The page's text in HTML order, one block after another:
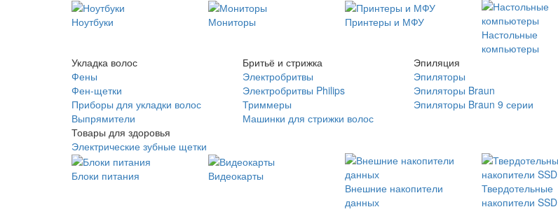
Ноутбуки Мониторы
Принтеры и МФУ
Настольные
компьютеры
Укладка волос
Фены
Фен-щетки
Приборы для укладки волос
Выпрямители
Товары для здоровья
Электрические зубные щетки
Бритьё и стрижка
Электробритвы
Электробритвы Philips
Триммеры
Машинки для стрижки волос
Эпиляция
Эпиляторы
Эпиляторы Braun
Эпиляторы Braun 9 серии
Блоки питания
Видеокарты
Внешние накопители
данных
Твердотельные
накопители SSD